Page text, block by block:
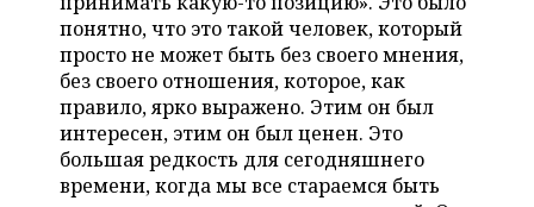
понятно, что это такой человек, который
просто не может быть без своего мнения,
без своего отношения, которое, как
правило, ярко выражено. Этим он был
интересен, этим он был ценен. Это
большая редкость для сегодняшнего
времени, когда мы все стараемся быть